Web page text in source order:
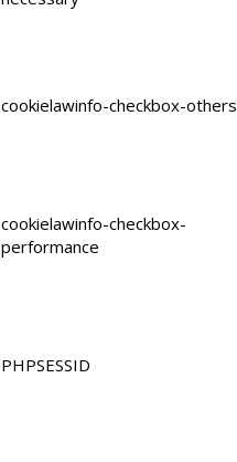
cookielawinfo-checkbox-others
cookielawinfo-checkbox-
performance
PHPSESSID